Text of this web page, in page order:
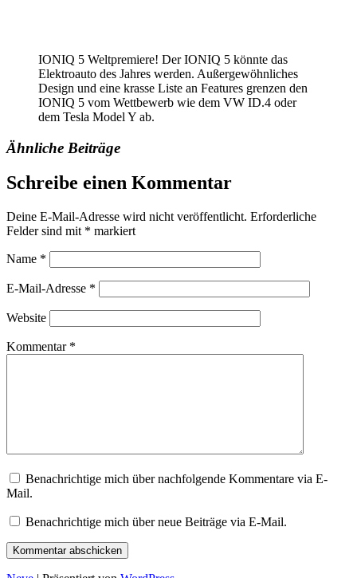
IONIQ 5 Weltpremiere! Der IONIQ 5 könnte das
Elektroauto des Jahres werden. Außergewöhnliches
Design und eine krasse Liste an Features grenzen den
IONIQ 5 vom Wettbewerb wie dem VW ID.4 oder
dem Tesla Model Y ab.
Ähnliche Beiträge
Schreibe einen Kommentar
Deine E-Mail-Adresse wird nicht veröffentlicht. Erforderliche
Felder sind mit * markiert
Name *
E-Mail-Adresse *
Website
Kommentar *
Benachrichtige mich über nachfolgende Kommentare via E-
Mail.
Benachrichtige mich über neue Beiträge via E-Mail.